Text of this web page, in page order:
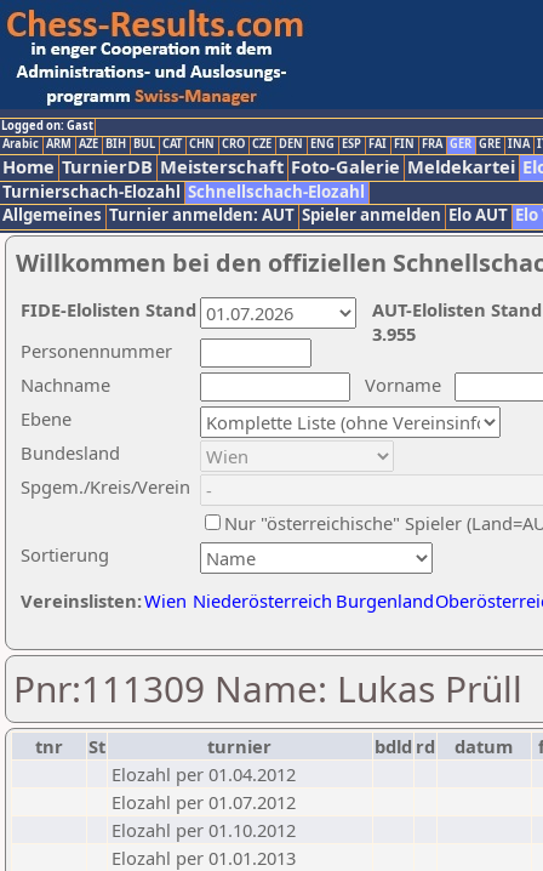
Logged on: Gast
Arabic ARM AZE BIH BUL CAT CHN CRO CZE DEN ENG ESP FAI FIN FRA GER GRE INA
Home TurnierDB Meisterschaft Foto-Galerie Meldekartei
Turnierschach-Elozahl Schnellschach-Elozahl
Allgemeines Turnier anmelden: AUT Spieler anmelden Elo AUT
Willkommen bei den offiziellen
Nachname
Vorname
Ebene
Sortierung
Personennummer
Bundesland
Spgem./Kreis/Verein
Nur "österreichische" Spieler
Vereinslisten:Wien Niederösterreich Burgenland
AUT-Elolisten
3.955
FIDE-Elolisten Stand
Pnr:111309 Name: Lukas Prüll
tnr St turnier bdld rd datum
Elozahl per 01.04.2012
Elozahl per 01.07.2012
Elozahl per 01.10.2012
Elozahl per 01.01.2013